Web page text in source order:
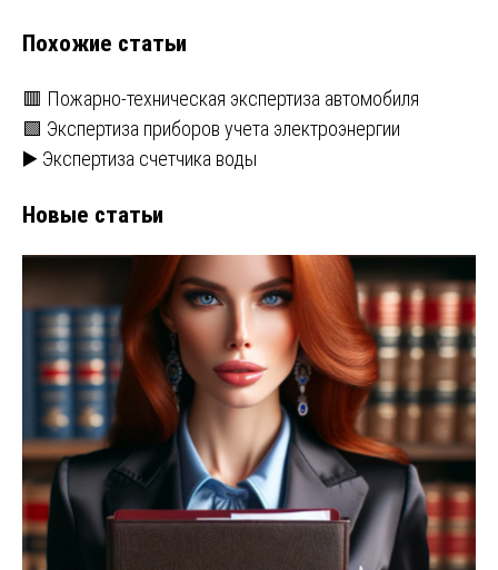
Похожие статьи
🟥 Пожарно-техническая экспертиза автомобиля
🟩 Экспертиза приборов учета электроэнергии
▶️ Экспертиза счетчика воды
Новые статьи